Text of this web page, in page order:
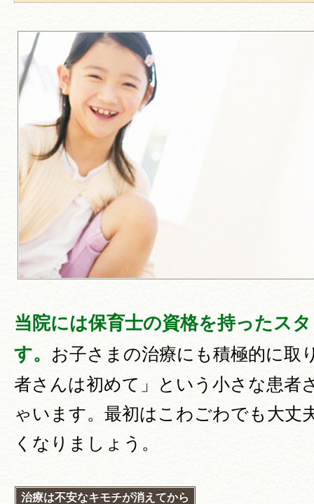
当院には保育士の資格を持ったス
す。
お子さまの治療にも積極的に取
者さんは初めて」という小さな患者
ゃいます。最初はこわごわでも大丈
くなりましょう。
治療は不安なキモチが消えてから